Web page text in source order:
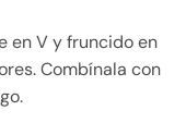
en V y fruncido en
Combínala con